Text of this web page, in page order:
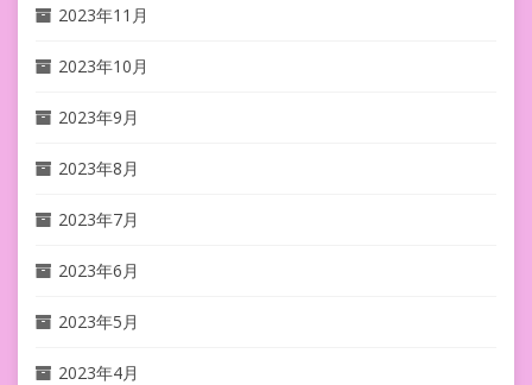
2023年11月
2023年10月
2023年9月
2023年8月
2023年7月
2023年6月
2023年5月
2023年4月